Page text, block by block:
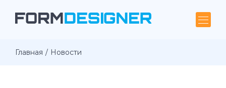
Главная Новости